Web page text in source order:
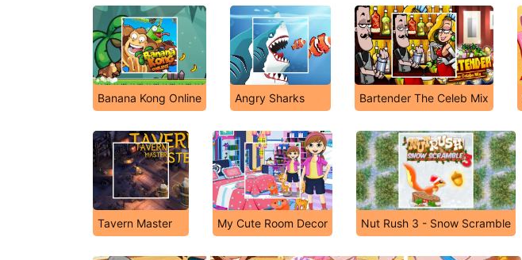
Banana Kong Online Angry Sharks Bartender The Celeb Mix
Tavern Master My Cute Room Decor Nut Rush 3 - Snow Scramble